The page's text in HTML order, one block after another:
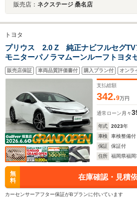
販売店： ネクステージ 桑名店
トヨタ
プリウス 2.0 Z 純正ナビフルセグTV
モニターパノラマムーンルーフトヨタ
デジタルインナーミラー革巻きステア
ングスイッチ・ステアリングヒーター
販売店保証 車両品質評価書付 購入プラン付 オンラ
支払総額
342.9万円
通常ローン 月々
年式 2023年
車検
車検整備付
保証
保証付
住所
福岡県福岡
無
料
在庫確認・見積
カーセンサーアフター保証がBプランに付いています